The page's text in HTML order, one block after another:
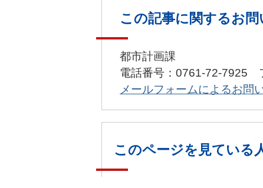
この記事に関するお
都市計画課
電話番号：0761-72-7925
メールフォームによるお問
このページを見ている